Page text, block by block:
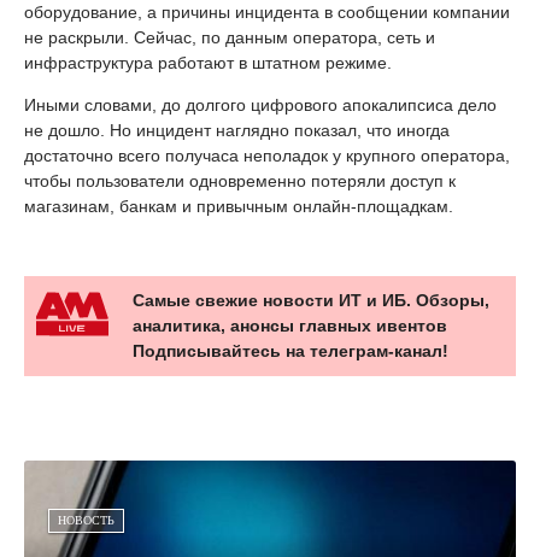
оборудование, а причины инцидента в сообщении компании
не раскрыли. Сейчас, по данным оператора, сеть и
инфраструктура работают в штатном режиме.
Иными словами, до долгого цифрового апокалипсиса дело
не дошло. Но инцидент наглядно показал, что иногда
достаточно всего получаса неполадок у крупного оператора,
чтобы пользователи одновременно потеряли доступ к
магазинам, банкам и привычным онлайн-площадкам.
Самые свежие новости ИТ и ИБ. Обзоры,
аналитика, анонсы главных ивентов
Подписывайтесь на телеграм-канал!
НОВОСТЬ